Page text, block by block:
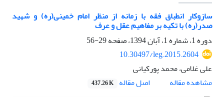
سازوکار انطباق فقه با زمانه از منظر امام خمینی(ره) و شهید
صدر(ره) با تکیه بر مفاهیم عقل و عرف
دوره 1، شماره 1، آبان 1394، صفحه
29-56
10.30497/leg.2015.2604
علی غلامی، محمد پورکیانی
مشاهده مقاله
اصل مقاله 437.26 K